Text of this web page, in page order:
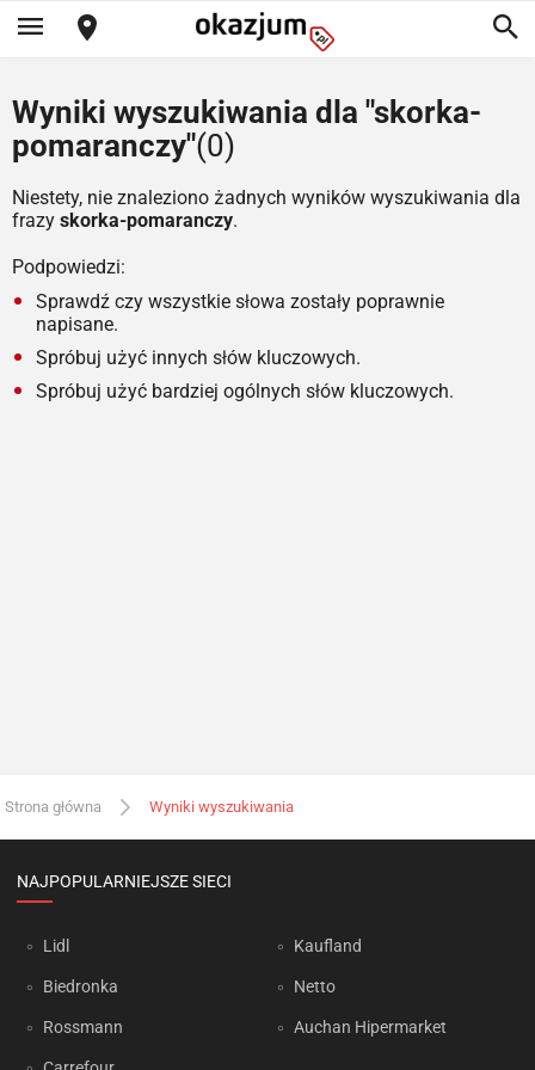
Wyniki wyszukiwania dla "skorka-
pomaranczy"(0)
Niestety, nie znaleziono żadnych wyników wyszukiwania dla
frazy skorka-pomaranczy.
Podpowiedzi:
Sprawdź czy wszystkie słowa zostały poprawnie
napisane.
Spróbuj użyć innych słów kluczowych.
Spróbuj użyć bardziej ogólnych słów kluczowych.
Strona główna Wyniki wyszukiwania
NAJPOPULARNIEJSZE SIECI
Lidl
Biedronka
Rossmann
Kaufland
Netto
Auchan Hipermarket